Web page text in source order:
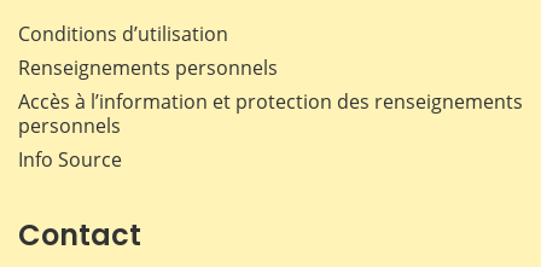
Conditions d’utilisation
Renseignements personnels
Accès à l’information et protection des renseignements
personnels
Info Source
Contact